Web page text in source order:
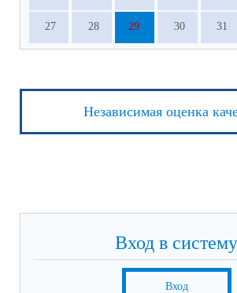
27 28 29 30 31
Независимая оценка
Вход в систему
Вход